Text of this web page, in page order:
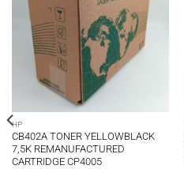
HP
CB402A TONER YELLOWBLACK
7,5K REMANUFACTURED
CARTRIDGE CP4005